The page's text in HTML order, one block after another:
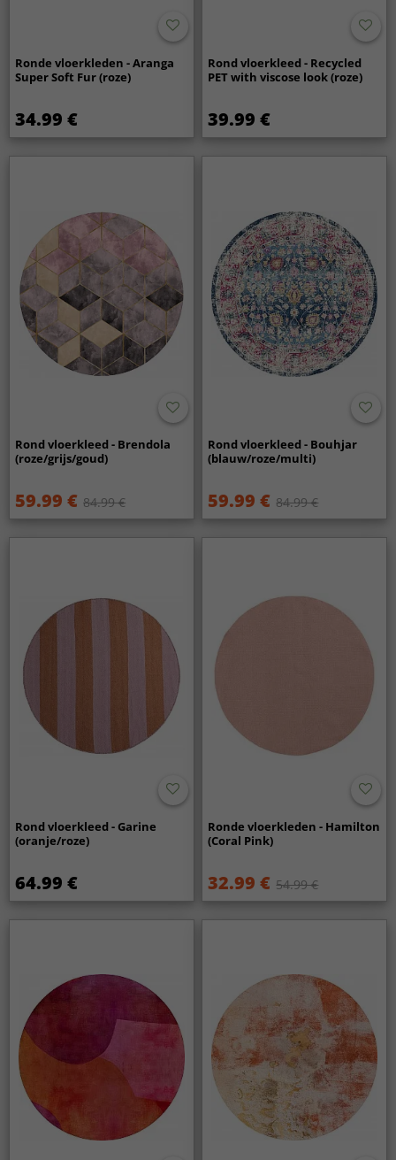
Ronde vloerkleden - Aranga
Super Soft Fur (roze)
34.99 €
Rond vloerkleed - Recycled
PET with viscose look (roze)
39.99 €
Rond vloerkleed - Brendola
(roze/grijs/goud)
59.99 € 84.99 €
Rond vloerkleed - Bouhjar
(blauw/roze/multi)
59.99 € 84.99 €
Rond vloerkleed - Garine
(oranje/roze)
64.99 €
Ronde vloerkleden - Hamilton
(Coral Pink)
32.99 € 54.99 €